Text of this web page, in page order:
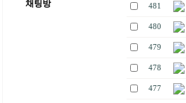
채팅방
481
480
479
478
477